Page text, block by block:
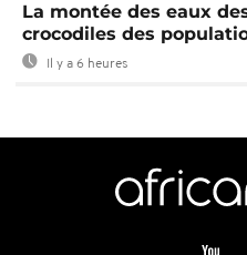
La montée des eaux
crocodiles des
Il y a 6 heures